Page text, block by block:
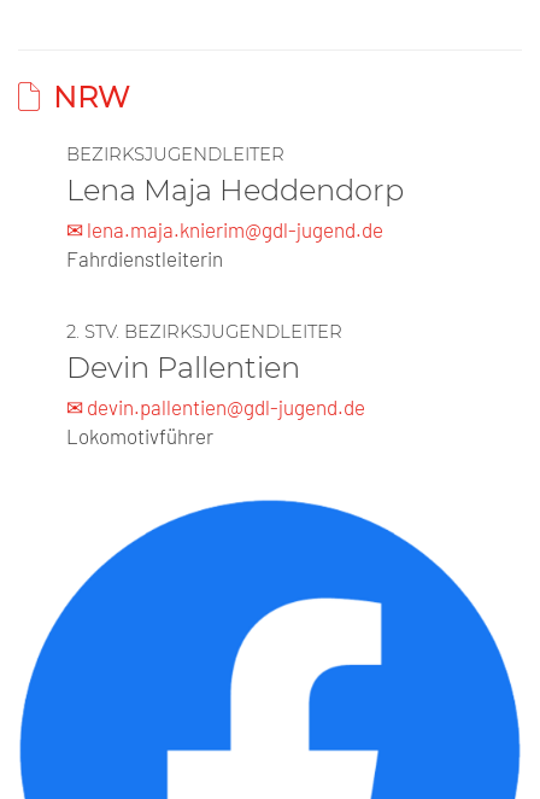
NRW
BEZIRKSJUGENDLEITER
Lena Maja Heddendorp
✉ lena.maja.knierim@gdl-jugend.de
Fahrdienstleiterin
2. STV. BEZIRKSJUGENDLEITER
Devin Pallentien
✉ devin.pallentien@gdl-jugend.de
Lokomotivführer